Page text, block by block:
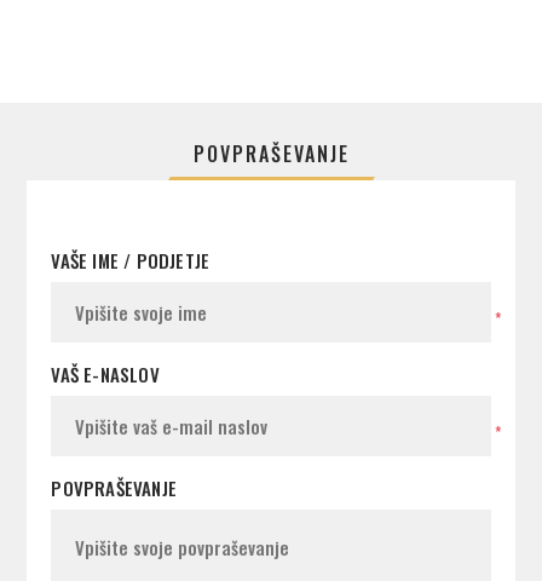
POVPRAŠEVANJE
VAŠE IME / PODJETJE
*
VAŠ E-NASLOV
*
POVPRAŠEVANJE